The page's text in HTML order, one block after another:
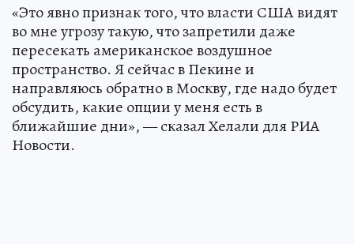
«Это явно признак того, что власти США видят
во мне угрозу такую, что запретили даже
пересекать американское воздушное
пространство. Я сейчас в Пекине и
направляюсь обратно в Москву, где надо будет
обсудить, какие опции у меня есть в
ближайшие дни», — сказал Хелали для РИА
Новости.